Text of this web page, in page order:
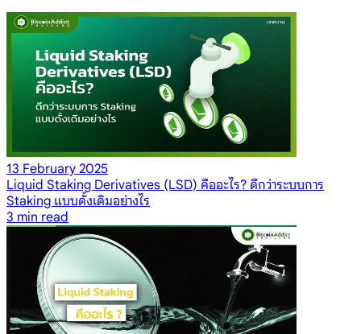
13 February 2025
Liquid Staking Derivatives (LSD) คืออะไร? ดีกว่าระบบการ
Staking แบบดั้งเดิมอย่างไร
3 min read